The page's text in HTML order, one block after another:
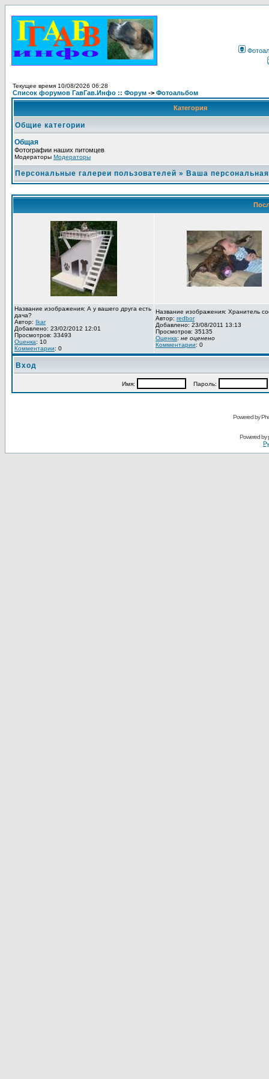
Текущее время 10/08/2026 06:28
Список форумов ГавГав.Инфо :: Форум -> Фотоальбом
Категория
Общие категории
Общая
Фотографии наших питомцев
Модераторы Модераторы
Персональные галереи пользователей » Ваша
Название изображения: А у вашего друга есть
дача?
Автор: Ikar
Добавлено: 23/02/2012 12:01
Просмотров: 33493
Оценка: 10
Комментарии: 0
Название изображения: Хранитель
Автор: redbor
Добавлено: 23/08/2011 13:13
Просмотров: 35135
Оценка: не оценено
Комментарии: 0
Вход
Имя: Пароль:
Powered by
Powered by